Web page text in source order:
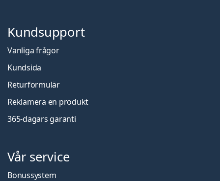
Kundsupport
Vanliga frågor
Kundsida
Returformulär
Reklamera en produkt
365-dagars garanti
Vår service
Bonussystem